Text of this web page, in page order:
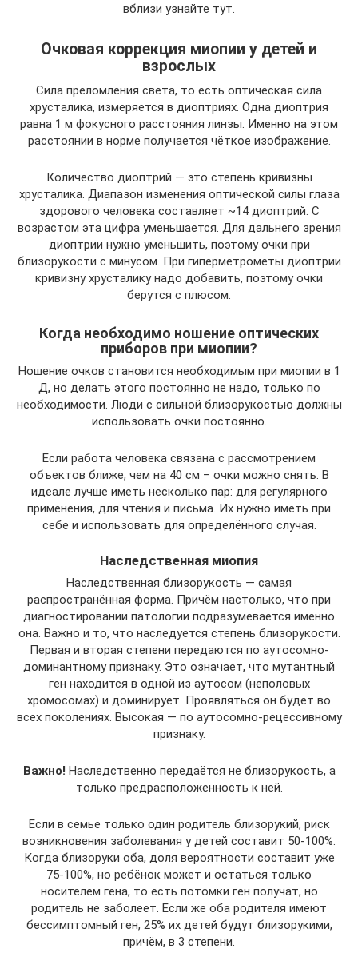
вблизи узнайте тут.
Очковая коррекция миопии у детей и
взрослых
Сила преломления света, то есть оптическая сила
хрусталика, измеряется в диоптриях. Одна диоптрия
равна 1 м фокусного расстояния линзы. Именно на этом
расстоянии в норме получается чёткое изображение.
Количество диоптрий — это степень кривизны
хрусталика. Диапазон изменения оптической силы глаза
здорового человека составляет ~14 диоптрий. С
возрастом эта цифра уменьшается. Для дальнего зрения
диоптрии нужно уменьшить, поэтому очки при
близорукости с минусом. При гиперметрометы диоптрии
кривизну хрусталику надо добавить, поэтому очки
берутся с плюсом.
Когда необходимо ношение оптических
приборов при миопии?
Ношение очков становится необходимым при миопии в 1
Д, но делать этого постоянно не надо, только по
необходимости. Люди с сильной близорукостью должны
использовать очки постоянно.
Если работа человека связана с рассмотрением
объектов ближе, чем на 40 см – очки можно снять. В
идеале лучше иметь несколько пар: для регулярного
применения, для чтения и письма. Их нужно иметь при
себе и использовать для определённого случая.
Наследственная миопия
Наследственная близорукость — самая
распространённая форма. Причём настолько, что при
диагностировании патологии подразумевается именно
она. Важно и то, что наследуется степень близорукости.
Первая и вторая степени передаются по аутосомно-
доминантному признаку. Это означает, что мутантный
ген находится в одной из аутосом (неполовых
хромосомах) и доминирует. Проявляться он будет во
всех поколениях. Высокая — по аутосомно-рецессивному
признаку.
Важно! Наследственно передаётся не близорукость, а
только предрасположенность к ней.
Если в семье только один родитель близорукий, риск
возникновения заболевания у детей составит 50-100%.
Когда близоруки оба, доля вероятности составит уже
75-100%, но ребёнок может и остаться только
носителем гена, то есть потомки ген получат, но
родитель не заболеет. Если же оба родителя имеют
бессимптомный ген, 25% их детей будут близорукими,
причём, в 3 степени.